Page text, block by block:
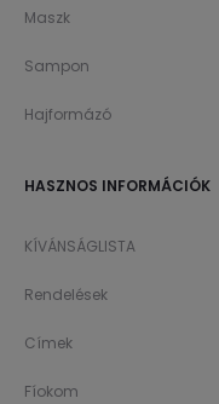
Maszk
Sampon
Hajformázó
HASZNOS INFORMÁCIÓK
KÍVÁNSÁGLISTA
Rendelések
Címek
Fíokom